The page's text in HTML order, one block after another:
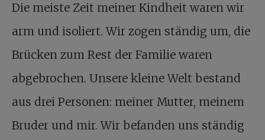
Die meiste Zeit meiner Kindheit waren wir
arm und isoliert. Wir zogen ständig um, die
Brücken zum Rest der Familie waren
abgebrochen. Unsere kleine Welt bestand
aus drei Personen: meiner Mutter, meinem
Bruder und mir. Wir befanden uns ständig